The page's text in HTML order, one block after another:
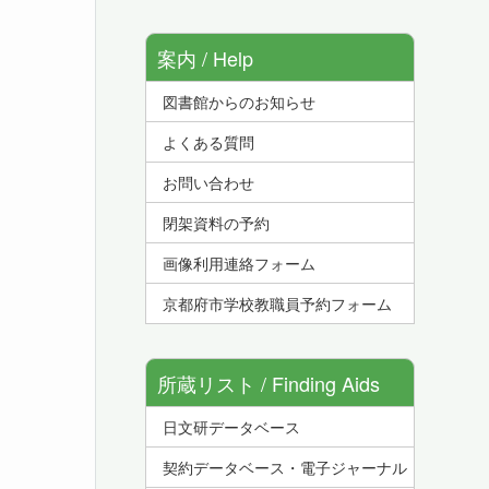
案内 / Help
図書館からのお知らせ
よくある質問
お問い合わせ
閉架資料の予約
画像利用連絡フォーム
京都府市学校教職員予約フォーム
所蔵リスト / Finding Aids
日文研データベース
契約データベース・電子ジャーナル